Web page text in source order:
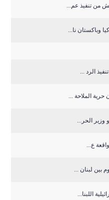
من تنفيذ عم...
وباكستان نا...
الرد ...
الملاحة ...
وزير الحر...
واقعة ع...
بين لبنان ...
اللبنا...